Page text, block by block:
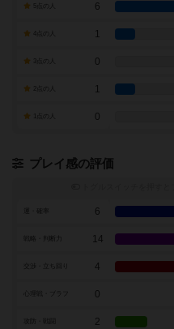
6
1
0
1
0
プレイ感の評価
6
戦略・判断力 14
4
0
2